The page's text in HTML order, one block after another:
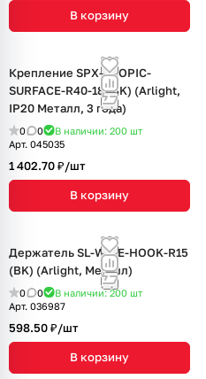
В корзину
Крепление SPX-TROPIC-
SURFACE-R40-18 (BK) (Arlight,
IP20 Металл, 3 года)
0 0 В наличии: 200 шт
Арт. 045035
1 402.70 ₽/шт
В корзину
Держатель SL-WIRE-HOOK-R15
(BK) (Arlight, Металл)
0 0 В наличии: 200 шт
Арт. 036987
598.50 ₽/шт
В корзину